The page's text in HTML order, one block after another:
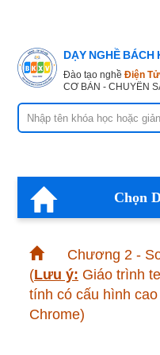
DẠY NGHỀ
Đào tạo nghề Điện Tử
CƠ BẢN - CHUYÊN
Chọn
Chương 2 -
(Lưu ý: Giáo trình
tính có cấu hình
Chrome)